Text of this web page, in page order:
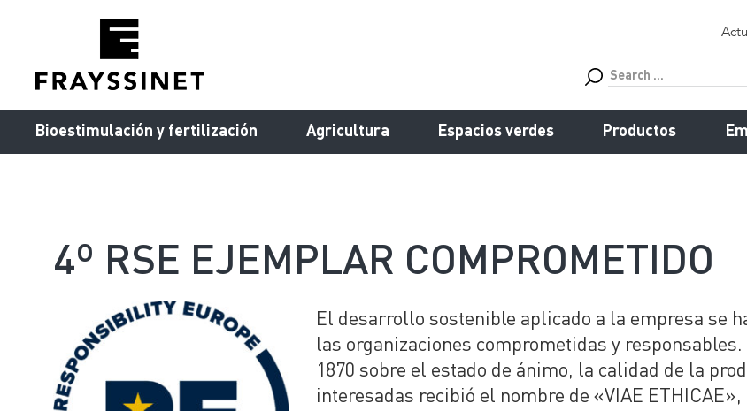
Bioestimulación y fertilización Agricultura Espacios verdes Productos
4º RSE EJEMPLAR COMPROMETIDO
El desarrollo sostenible aplicado a la empresa se
las organizaciones comprometidas y
1870 sobre el estado de ánimo, la calidad de la
interesadas recibió el nombre de «VIAE